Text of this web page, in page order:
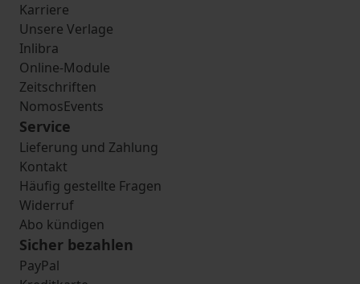
Karriere
Unsere Verlage
Inlibra
Online-Module
Zeitschriften
NomosEvents
Service
Lieferung und Zahlung
Kontakt
Häufig gestellte Fragen
Widerruf
Abo kündigen
Sicher bezahlen
PayPal